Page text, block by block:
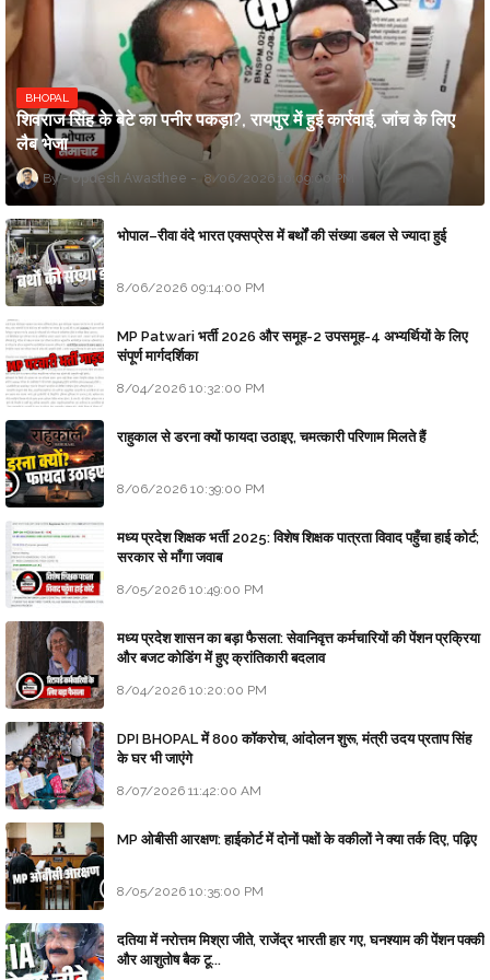
BHOPAL
शिवराज सिंह के बेटे का पनीर पकड़ा?, रायपुर में हुई कार्रवाई, जांच के लिए
लैब भेजा
Updesh Awasthee 8/06/2026 10:09:00 PM
भोपाल–रीवा वंदे भारत एक्सप्रेस में बर्थों की संख्या डबल से ज्यादा हुई
8/06/2026 09:14:00 PM
MP Patwari भर्ती 2026 और समूह-2 उपसमूह-4 अभ्यर्थियों के लिए
संपूर्ण मार्गदर्शिका
8/04/2026 10:32:00 PM
राहुकाल से डरना क्यों फायदा उठाइए, चमत्कारी परिणाम मिलते हैं
8/06/2026 10:39:00 PM
मध्य प्रदेश शिक्षक भर्ती 2025: विशेष शिक्षक पात्रता विवाद पहुँचा हाई कोर्ट;
सरकार से माँगा जवाब
8/05/2026 10:49:00 PM
मध्य प्रदेश शासन का बड़ा फैसला: सेवानिवृत्त कर्मचारियों की पेंशन प्रक्रिया
और बजट कोडिंग में हुए क्रांतिकारी बदलाव
8/04/2026 10:20:00 PM
DPI BHOPAL में 800 कॉकरोच, आंदोलन शुरू, मंत्री उदय प्रताप सिंह
के घर भी जाएंगे
8/07/2026 11:42:00 AM
MP ओबीसी आरक्षण: हाईकोर्ट में दोनों पक्षों के वकीलों ने क्या तर्क दिए, पढ़िए
8/05/2026 10:35:00 PM
दतिया में नरोत्तम मिश्रा जीते, राजेंद्र भारती हार गए, घनश्याम की पेंशन पक्की
और आशुतोष बैक टू...